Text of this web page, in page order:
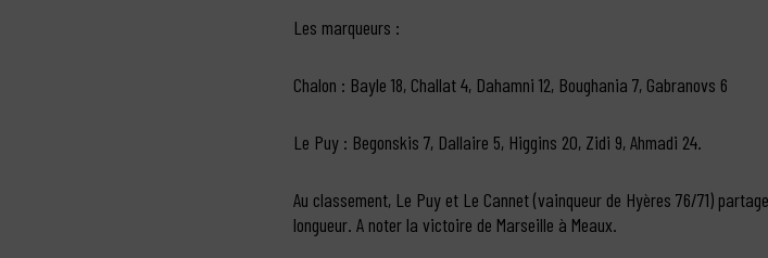
Les marqueurs :
Chalon : Bayle 18, Challat 4, Dahamni 12, Boughania 7, Gabranovs 6
Le Puy : Begonskis 7, Dallaire 5, Higgins 20, Zidi 9, Ahmadi 24.
Au classement, Le Puy et Le Cannet (vainqueur de Hyères 76/71)
longueur. A noter la victoire de Marseille à Meaux.